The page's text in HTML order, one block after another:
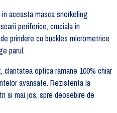
aceasta masca snorkeling
periferice, cruciala in
prindere cu buckles micrometrice
parul.
optica ramane 100% chiar
avansate. Rezistenta la
si mai jos, spre deosebire de